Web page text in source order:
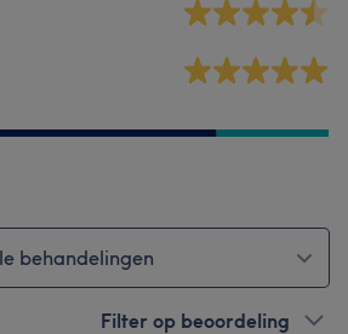
behandelingen
Filter op beoordeling